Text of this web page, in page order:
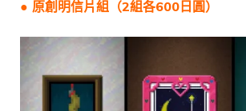
● 原創明信片組（2組各600日圓）